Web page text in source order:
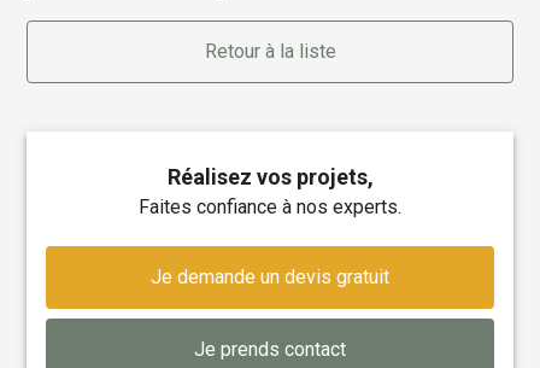
Retour à la liste
Réalisez vos projets,
faites confiance à nos experts.
Je demande un devis gratuit
Je prends contact